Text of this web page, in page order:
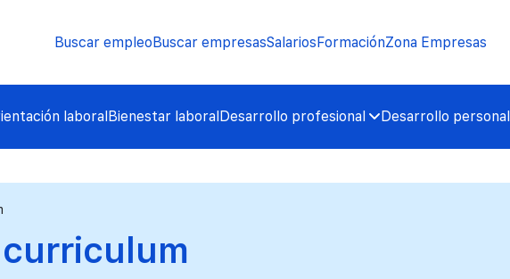
Buscar empleoBuscar empresasSalariosFormaciónZona Empresas
laboralBienestar laboralDesarrollo profesional Desarrollo personal